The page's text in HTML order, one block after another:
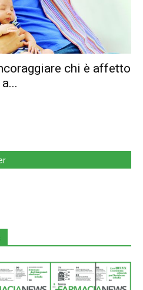
chi è affetto